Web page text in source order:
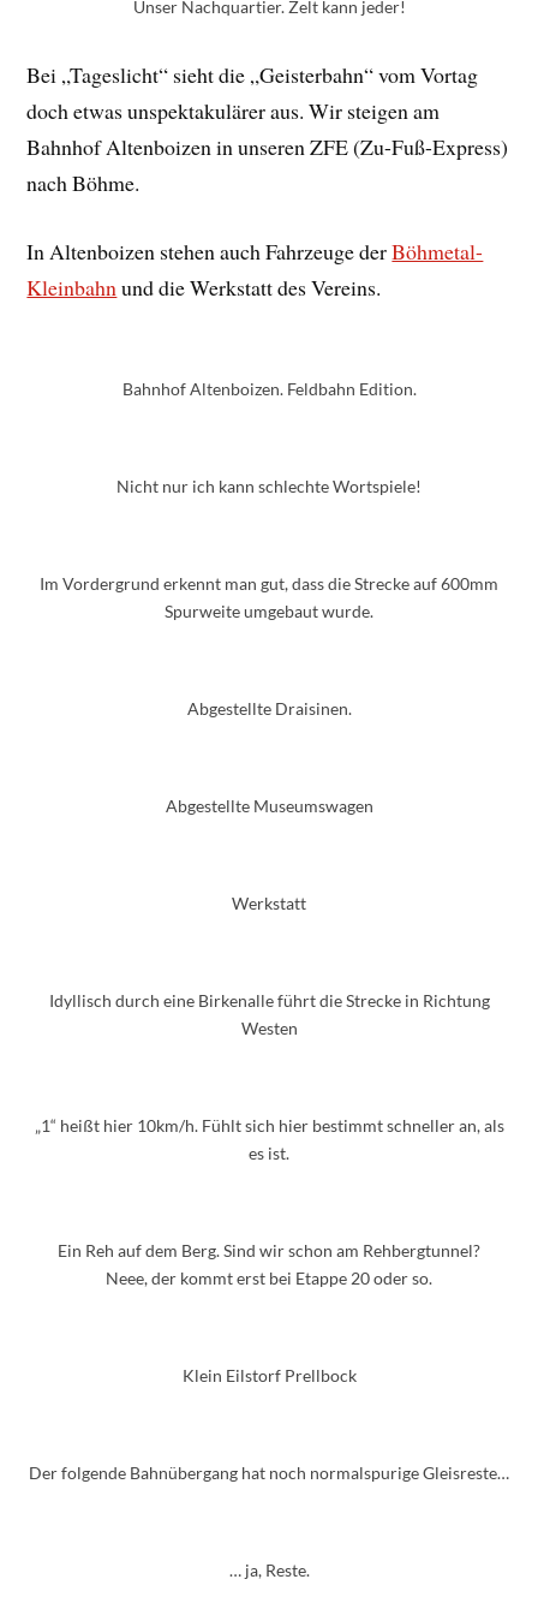
Unser Nachquartier. Zelt kann jeder!
Bei „Tageslicht“ sieht die „Geisterbahn“ vom Vortag
doch etwas unspektakulärer aus. Wir steigen am
Bahnhof Altenboizen in unseren ZFE (Zu-Fuß-Express)
nach Böhme.
In Altenboizen stehen auch Fahrzeuge derBöhmetal-
Kleinbahnund die Werkstatt des Vereins.
Bahnhof Altenboizen. Feldbahn Edition.
Nicht nur ich kann schlechte Wortspiele!
Im Vordergrund erkennt man gut, dass die Strecke auf 600mm
Spurweite umgebaut wurde.
Abgestellte Draisinen.
Abgestellte Museumswagen
Werkstatt
Idyllisch durch eine Birkenalle führt die Strecke in Richtung
Westen
„1“ heißt hier 10km/h. Fühlt sich hier bestimmt schneller an, als
es ist.
Ein Reh auf dem Berg. Sind wir schon am Rehbergtunnel?
Neee, der kommt erst bei Etappe 20 oder so.
Klein Eilstorf Prellbock
Der folgende Bahnübergang hat noch normalspurige Gleisreste…
… ja, Reste.